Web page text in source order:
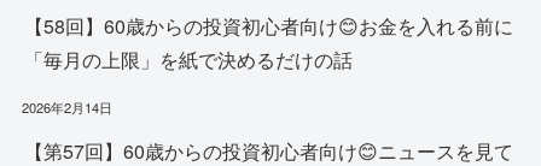
【58回】60歳からの投資初心者向け😊お金を入れる前に
「毎月の上限」を紙で決めるだけの話
2026年2月14日
【第57回】60歳からの投資初心者向け😊ニュースを見て